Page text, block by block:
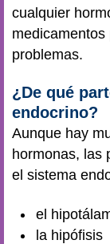
cualquier
problemas.
¿De qué
endocrino?
Aunque hay
hormonas, las
el sistema
el
la hipófisis